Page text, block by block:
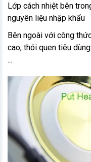
Lớp cách nhiệt bên
nguyên liệu nhập khẩu
Bên ngoài với công
cao, thói quen tiêu
...